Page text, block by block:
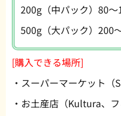
200g（中パック）80〜
500g（大パック）200
[購入できる場所]
・スーパーマーケット
・お土産店（Kultura、